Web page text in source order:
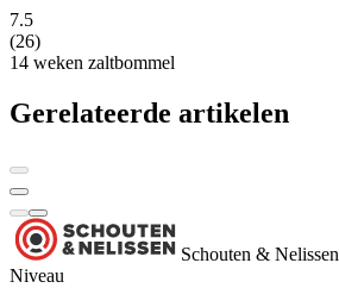
7.5
(26)
14 weken zaltbommel
Gerelateerde artikelen
Schouten & Nelissen
Niveau